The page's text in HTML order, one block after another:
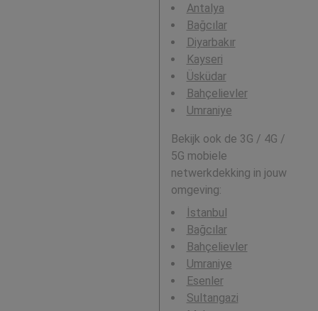
Antalya
Bağcılar
Diyarbakır
Kayseri
Üsküdar
Bahçelievler
Umraniye
Bekijk ook de 3G / 4G /
5G mobiele
netwerkdekking in jouw
omgeving:
İstanbul
Bağcılar
Bahçelievler
Umraniye
Esenler
Sultangazi